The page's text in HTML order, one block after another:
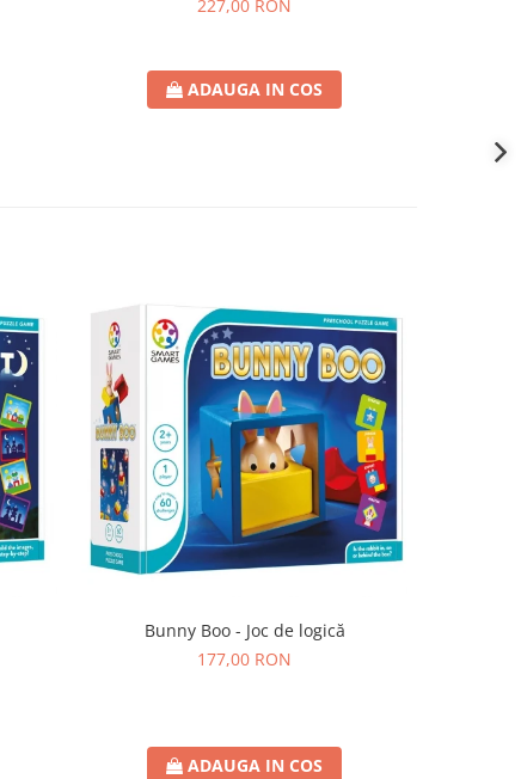
227,00 RON
ADAUGA IN COS
Bunny Boo - Joc de logică
177,00 RON
ADAUGA IN COS